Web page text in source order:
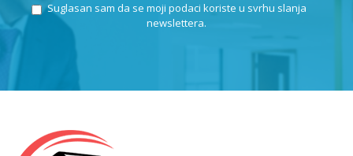
Suglasan sam da se moji podaci koriste u svrhu slanja
newslettera.